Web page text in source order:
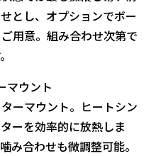
とし、オプションでボー
用意。組み合わせ次第で
マウント
ーマウント。ヒートシン
ーを効率的に放熱しま
み合わせも微調整可能。